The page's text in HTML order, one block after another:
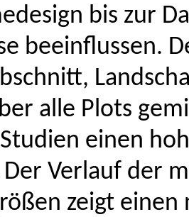
bis zur
beeinflussen.
alle Plots
einen
Verlauf der
zeigt